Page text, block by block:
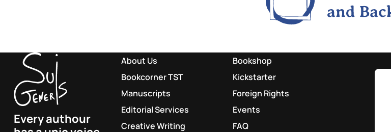
Every authour
About Us
Bookcorner TST
Manuscripts
Editorial Services
Creative Writing
Bookshop
Kickstarter
Foreign Rights
Events
FAQ